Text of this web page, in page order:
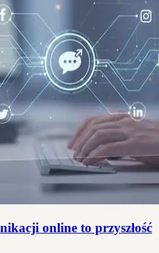
online to przyszłość